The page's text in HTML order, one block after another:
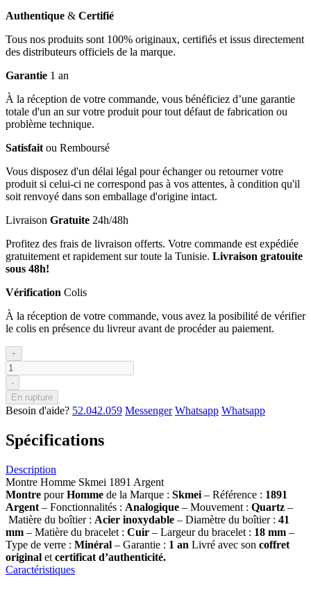
Authentique & Certifié
Tous nos produits sont 100% originaux, certifiés et issus directement
des distributeurs officiels de la marque.
Garantie 1 an
À la réception de votre commande, vous bénéficiez d’une garantie
totale d'un an sur votre produit pour tout défaut de fabrication ou
problème technique.
Satisfait ou Remboursé
Vous disposez d'un délai légal pour échanger ou retourner votre
produit si celui-ci ne correspond pas à vos attentes, à condition qu'il
soit renvoyé dans son emballage d'origine intact.
Livraison Gratuite 24h/48h
Profitez des frais de livraison offerts. Votre commande est expédiée
gratuitement et rapidement sur toute la Tunisie. Livraison gratouite
sous 48h!
Vérification Colis
À la réception de votre commande, vous avez la posibilité de vérifier
le colis en présence du livreur avant de procéder au paiement.
+
-
En rupture
Besoin d'aide? 52.042.059 Messenger Whatsapp Whatsapp
Spécifications
Description
Montre Homme Skmei 1891 Argent
Montre pourHomme de la Marque : Skmei – Référence : 1891
Argent – Fonctionnalités : Analogique – Mouvement : Quartz –
Matière du boîtier : Acier inoxydable – Diamètre du boîtier : 41
mm – Matière du bracelet : Cuir – Largeur du bracelet : 18 mm –
Type de verre : Minéral – Garantie : 1 an Livré avec son coffret
original et certificat d’authenticité.
Caractéristiques